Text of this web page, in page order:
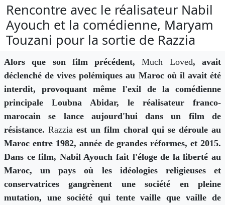
Rencontre avec le réalisateur Nabil
Ayouch et la comédienne, Maryam
Touzani pour la sortie de Razzia
Alors que son film précédent,Much Loved, avait
déclenché de vives polémiques au Maroc où il avait été
interdit, provoquant même l'exil de la comédienne
principale Loubna Abidar, le réalisateur franco-
marocain se lance aujourd'hui dans un film de
résistance.Razzia est un film choral qui se déroule au
Maroc entre 1982, année de grandes réformes, et 2015.
Dans ce film, Nabil Ayouch fait l'éloge de la liberté au
Maroc, un pays où les idéologies religieuses et
conservatrices gangrènent une société en pleine
mutation, une société qui tente vaille que vaille de